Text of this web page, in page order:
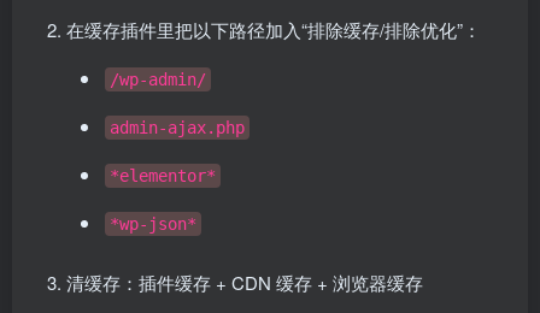
在缓存插件里把以下路径加入“排除缓存/排除优化”：
/wp-admin/
admin-ajax.php
*elementor*
*wp-json*
清缓存：插件缓存 + CDN 缓存 + 浏览器缓存